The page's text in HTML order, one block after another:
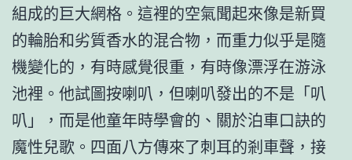
組成的巨大網格。這裡的空氣聞起來像是新買
的輪胎和劣質香水的混合物，而重力似乎是隨
機變化的，有時感覺很重，有時像漂浮在游泳
池裡。他試圖按喇叭，但喇叭發出的不是「叭
叭」，而是他童年時學會的、關於泊車口訣的
魔性兒歌。四面八方傳來了刺耳的剎車聲，接